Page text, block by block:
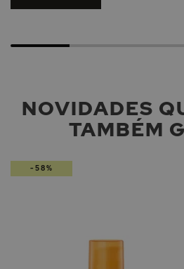
NOVIDADES
TAMBÉM
-58%